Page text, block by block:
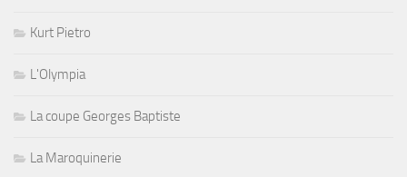
Kurt Pietro
L'Olympia
La coupe Georges Baptiste
La Maroquinerie